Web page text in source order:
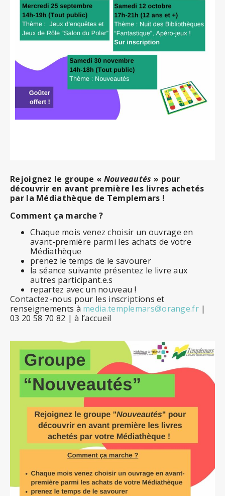
Rejoignez le groupe « Nouveautés » pour
découvrir en avant première les livres achetés
par la Médiathèque de Templemars !
Comment ça marche ?
Chaque mois venez choisir un ouvrage en
avant-première parmi les achats de votre
Médiathèque
prenez le temps de le savourer
la séance suivante présentez le livre aux
autres participant.e.s
repartez avec un nouveau !
Contactez-nous pour les inscriptions et
renseignements à media.templemars@orange.fr|
03 20 58 70 82 | à l’accueil